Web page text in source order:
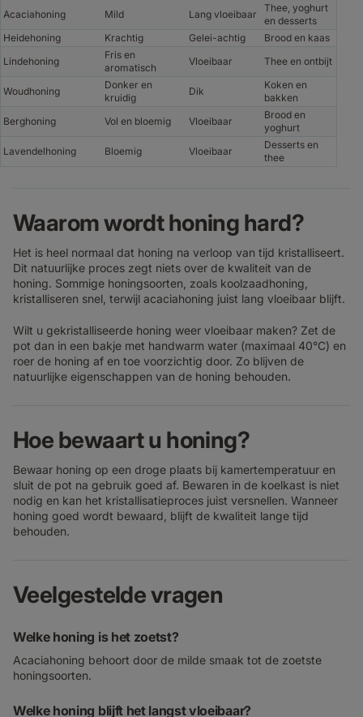
Acaciahoning
Mild Lang vloeibaar
Thee, yoghurt
en desserts
Heidehoning
Krachtig Gelei-achtig
Brood en kaas
Lindehoning
Fris en
aromatisch
Vloeibaar Thee en ontbijt
Woudhoning
Donker en
kruidig
Dik
Koken en
bakken
Berghoning
Vol en bloemig Vloeibaar
Brood en
yoghurt
Lavendelhoning
Bloemig Vloeibaar
Desserts en
thee
Waarom wordt honing hard?
Het is heel normaal dat honing na verloop van tijd kristalliseert.
Dit natuurlijke proces zegt niets over de kwaliteit van de
honing. Sommige honingsoorten, zoals koolzaadhoning,
kristalliseren snel, terwijl acaciahoning juist lang vloeibaar blijft.
Wilt u gekristalliseerde honing weer vloeibaar maken? Zet de
pot dan in een bakje met handwarm water (maximaal 40°C) en
roer de honing af en toe voorzichtig door. Zo blijven de
natuurlijke eigenschappen van de honing behouden.
Hoe bewaart u honing?
Bewaar honing op een droge plaats bij kamertemperatuur en
sluit de pot na gebruik goed af. Bewaren in de koelkast is niet
nodig en kan het kristallisatieproces juist versnellen. Wanneer
honing goed wordt bewaard, blijft de kwaliteit lange tijd
behouden.
Veelgestelde vragen
Welke honing is het zoetst?
Acaciahoning behoort door de milde smaak tot de zoetste
honingsoorten.
Welke honing blijft het langst vloeibaar?